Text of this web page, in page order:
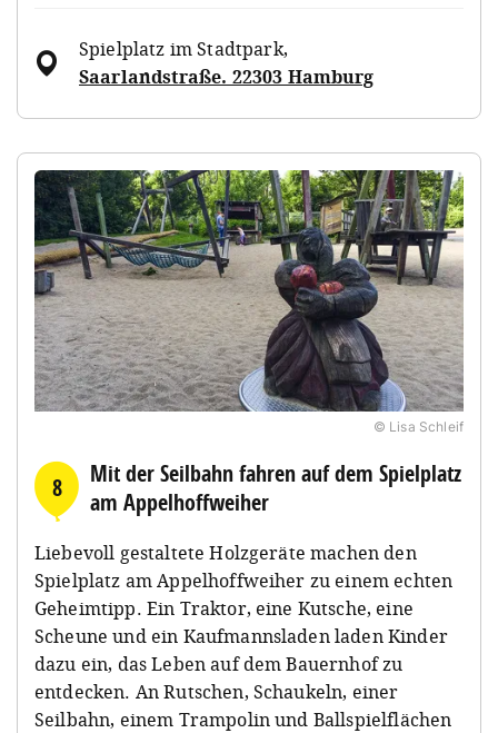
Spielplatz im Stadtpark,
Saarlandstraße. 22303 Hamburg
© Lisa Schleif
8
Mit der Seilbahn fahren auf dem Spielplatz
am Appelhoffweiher
Liebevoll gestaltete Holzgeräte machen den
Spielplatz am Appelhoffweiher zu einem echten
Geheimtipp. Ein Traktor, eine Kutsche, eine
Scheune und ein Kaufmannsladen laden Kinder
dazu ein, das Leben auf dem Bauernhof zu
entdecken. An Rutschen, Schaukeln, einer
Seilbahn, einem Trampolin und Ballspielflächen